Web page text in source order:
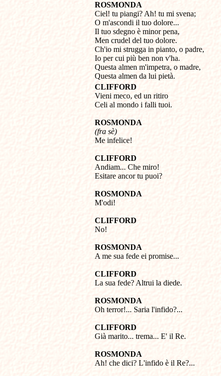
ROSMONDA
Ciel! tu piangi? Ah! tu mi svena;
O m'ascondi il tuo dolore...
Il tuo sdegno è minor pena,
Men crudel del tuo dolore.
Ch'io mi strugga in pianto, o padre,
Io per cui più ben non v'ha.
Questa almen m'impetra, o madre,
CLIFFORD
Vieni meco, ed un ritiro
Celi al mondo i falli tuoi.
ROSMONDA
(fra sè)
Me infelice!
CLIFFORD
Andiam... Che miro!
Esitare ancor tu puoi?
ROSMONDA
M'odi!
CLIFFORD
No!
ROSMONDA
A me sua fede ei promise...
CLIFFORD
La sua fede? Altrui la diede.
ROSMONDA
Oh terror!... Saria l'infido?...
CLIFFORD
Già marito... trema... E' il Re.
ROSMONDA
Ah! che dici? L'infido è il Re?...